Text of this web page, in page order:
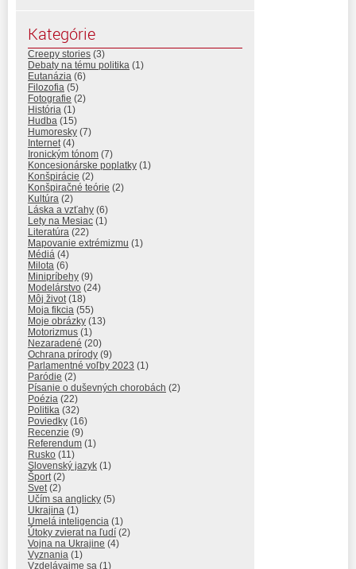
Kategórie
Creepy stories (3)
Debaty na tému politika (1)
Eutanázia (6)
Filozofia (5)
Fotografie (2)
História (1)
Hudba (15)
Humoresky (7)
Internet(4)
Ironickým tónom (7)
Koncesionárske poplatky (1)
Konšpirácie (2)
Konšpiračné teórie (2)
Kultúra (2)
Láska a vzťahy (6)
Lety na Mesiac (1)
Literatúra (22)
Mapovanie extrémizmu (1)
Médiá (4)
Milota (6)
Minipríbehy (9)
Modelárstvo (24)
Môj život(18)
Moja fikcia (55)
Moje obrázky (13)
Motorizmus (1)
Nezaradené (20)
Ochrana prírody (9)
Parlamentné voľby 2023 (1)
Paródie (2)
Písanie o duševných chorobách (2)
Poézia (22)
Politika (32)
Poviedky (16)
Recenzie (9)
Referendum (1)
Rusko (11)
Slovenský jazyk (1)
Šport(2)
Svet(2)
Učím sa anglicky (5)
Ukrajina (1)
Umelá inteligencia (1)
Útoky zvierat na ľudí (2)
Vojna na Ukrajine (4)
Vyznania (1)
Vzdelávajme sa (1)